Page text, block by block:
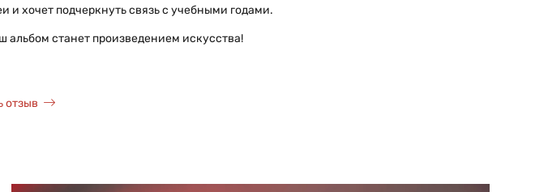
и хочет подчеркнуть связь с учебными годами.
альбом станет произведением искусства!
отзыв